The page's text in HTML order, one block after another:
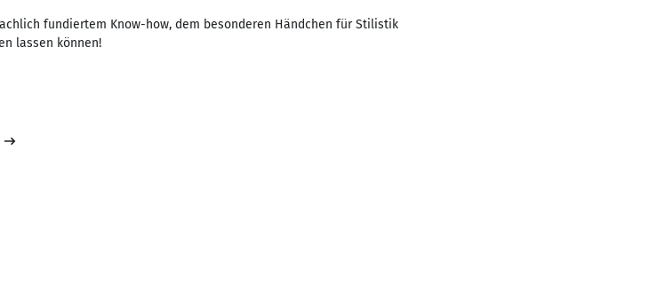
fundiertem Know-how, dem besonderen Händchen für Stilistik
lassen können!